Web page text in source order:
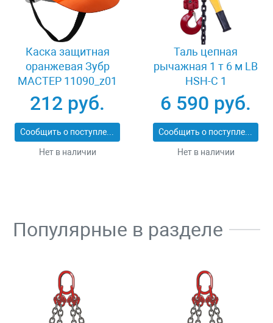
Каска защитная
оранжевая Зубр
МАСТЕР 11090_z01
212 руб.
Сообщить о поступлении
Нет в наличии
Таль цепная
рычажная 1 т 6 м LB
HSH-C 1
6 590 руб.
Сообщить о поступлении
Нет в наличии
Популярные в разделе